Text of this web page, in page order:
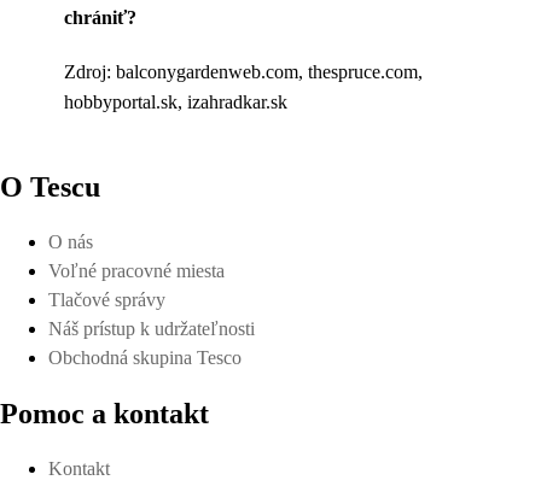
chrániť?
Zdroj: balconygardenweb.com, thespruce.com,
hobbyportal.sk, izahradkar.sk
O Tescu
O nás
Voľné pracovné miesta
Tlačové správy
Náš prístup k udržateľnosti
Obchodná skupina Tesco
Pomoc a kontakt
Kontakt